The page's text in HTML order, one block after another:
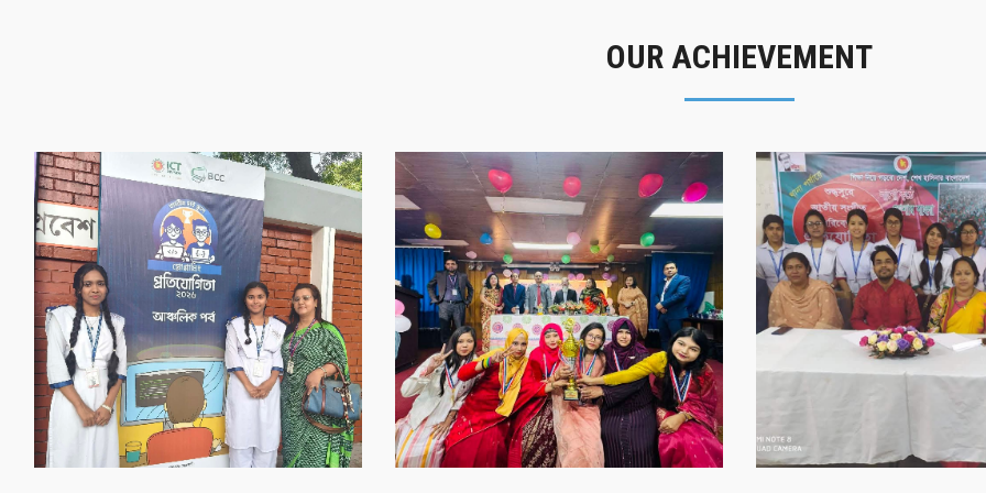
OUR ACHIEVEMENT
‌গৌর‌বের অর্জন
‌গৌর‌বের অর্জন
গৌরবের মুহূর্ত
গৌরবের মুহূর্ত
সাফল্যের স্মৃতি
সাফল্যের স্মৃতি